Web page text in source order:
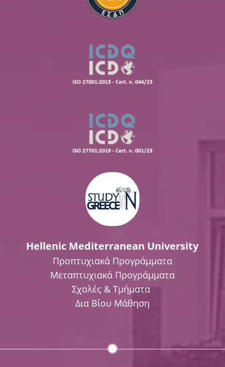
Hellenic Mediterranean University
Προπτυχιακά Προγράμματα
Μεταπτυχιακά Προγράμματα
Σχολές & Τμήματα
Δια Βίου Μάθηση